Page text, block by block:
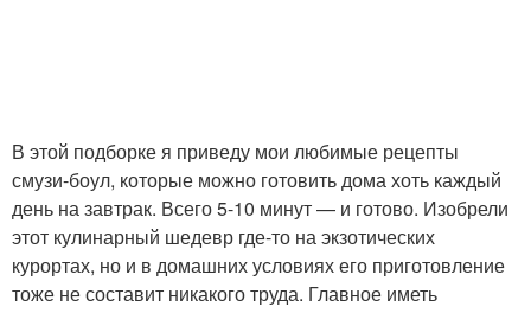
В этой подборке я приведу мои любимые рецепты
смузи-боул, которые можно готовить дома хоть каждый
день на завтрак. Всего 5-10 минут — и готово. Изобрели
этот кулинарный шедевр где-то на экзотических
курортах, но и в домашних условиях его приготовление
тоже не составит никакого труда. Главное иметь